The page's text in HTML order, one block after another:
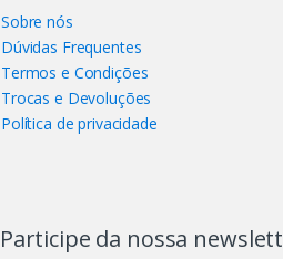
Sobre nós
Dúvidas Frequentes
Termos e Condições
Trocas e Devoluções
Política de privacidade
Participe da nossa